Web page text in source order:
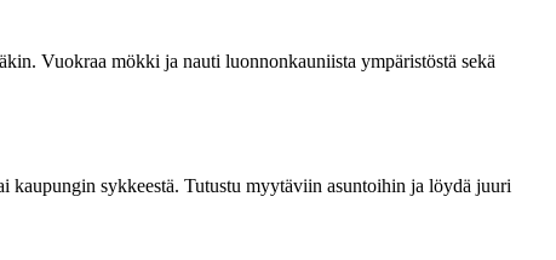
Vuokraa mökki ja nauti luonnonkauniista ympäristöstä sekä
kaupungin sykkeestä. Tutustu myytäviin asuntoihin ja löydä juuri